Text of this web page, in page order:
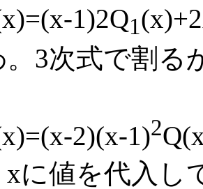
1)2Q1
。3次式で割る
2)(x-1)2
に値を代入し